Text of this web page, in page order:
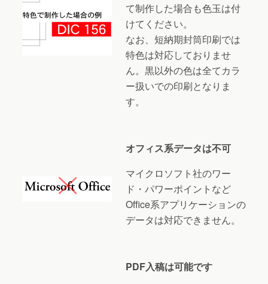
て制作した場合も色玉は付
けてください。
なお、短納期封筒印刷では
特色は対応しておりませ
ん。黒以外の色は全てカラ
ー扱いでの印刷となりま
す。
オフィス系データは不可
マイクロソフト社のワー
ド・パワーポイントなど
Office系アプリケーションの
データは対応できません。
PDF入稿は可能です